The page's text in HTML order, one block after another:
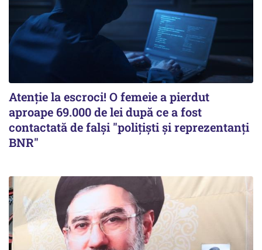
Atenție la escroci! O femeie a pierdut
aproape 69.000 de lei după ce a fost
contactată de falși "polițiști și reprezentanți
BNR"